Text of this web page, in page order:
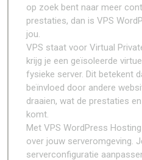
op zoek bent naar meer
prestaties, dan is VPS
jou.
VPS staat voor Virtual
krijg je een geïsoleerde
fysieke server. Dit betekent
beïnvloed door andere
draaien, wat de prestaties
komt.
Met VPS WordPress
over jouw serveromgeving.
serverconfiguratie